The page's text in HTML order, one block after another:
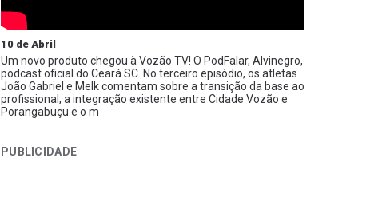
10 de Abril
Um novo produto chegou à Vozão TV! O PodFalar, Alvinegro,
podcast oficial do Ceará SC. No terceiro episódio, os atletas
João Gabriel e Melk comentam sobre a transição da base ao
profissional, a integração existente entre Cidade Vozão e
Porangabuçu e o m
PUBLICIDADE